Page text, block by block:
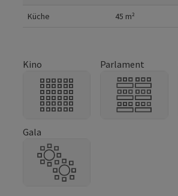
Küche 45 m²
Kino Parlament
Gala